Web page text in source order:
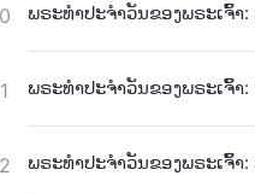
ພຣະທຳປະຈຳວັນຂອງພຣະເຈົ້າ
ພຣະທຳປະຈຳວັນຂອງພຣະເຈົ້
ພຣະທຳປະຈຳວັນຂອງພຣະເຈົ້